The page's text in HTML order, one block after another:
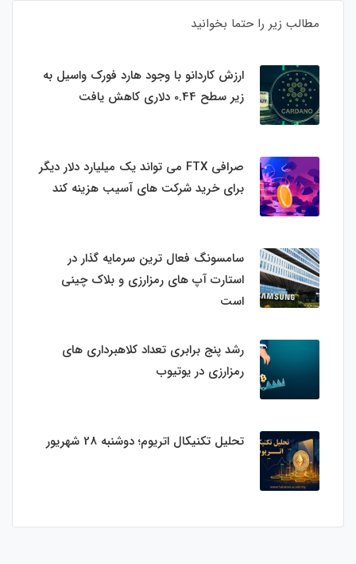
مطالب زیر را حتما بخوانید
ارزش کاردانو با وجود هارد فورک واسیل به
زیر سطح 0.44 دلاری کاهش یافت
صرافی FTX می تواند یک میلیارد دلار دیگر
برای خرید شرکت های آسیب هزینه کند
سامسونگ فعال‌ ترین سرمایه‌ گذار در
استارت‌ آپ‌ های رمزارزی و بلاک چینی
است
رشد پنج برابری تعداد کلاهبرداری های
رمزارزی در یوتیوب
تحلیل تکنیکال اتریوم؛ دوشنبه 28 شهریور